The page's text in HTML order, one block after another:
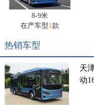
8-9米
在产车型1款
热销车型
天
动